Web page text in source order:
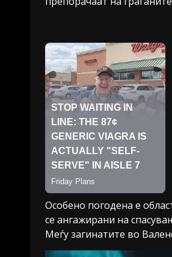
Особено погодена е
се ангажирани на
Меѓу загинатите во